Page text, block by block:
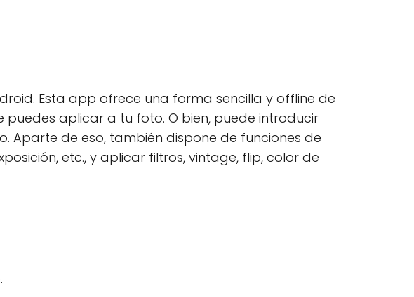
Esta app ofrece una forma sencilla y offline de
aplicar a tu foto. O bien, puede introducir
Aparte de eso, también dispone de funciones de
etc., y aplicar filtros, vintage, flip, color de